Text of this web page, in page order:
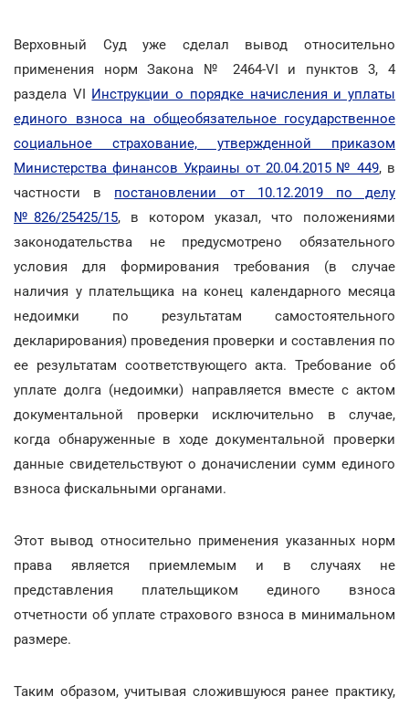
Верховный Суд уже сделал вывод относительно
применения норм Закона № 2464-VI и пунктов 3, 4
раздела VI Инструкции о порядке начисления и уплаты
единого взноса на общеобязательное государственное
социальное страхование, утвержденной приказом
Министерства финансов Украины от 20.04.2015 № 449, в
частности в постановлении от 10.12.2019 по делу
№826/25425/15, в котором указал, что положениями
законодательства не предусмотрено обязательного
условия для формирования требования (в случае
наличия у плательщика на конец календарного месяца
недоимки по результатам самостоятельного
декларирования) проведения проверки и составления по
ее результатам соответствующего акта. Требование об
уплате долга (недоимки) направляется вместе с актом
документальной проверки исключительно в случае,
когда обнаруженные в ходе документальной проверки
данные свидетельствуют о доначислении сумм единого
взноса фискальными органами.
Этот вывод относительно применения указанных норм
права является приемлемым и в случаях не
представления плательщиком единого взноса
отчетности об уплате страхового взноса в минимальном
размере.
Таким образом, учитывая сложившуюся ранее практику,